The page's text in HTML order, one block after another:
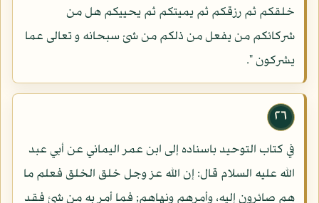
خلقكم ثم رزقكم ثم يميتكم ثم يحييكم هل من
شركائكم من يفعل من ذلكم من شئ سبحانه و تعالى عما
يشركون ".
٢٦
في كتاب التوحيد باسناده إلى ابن عمر اليماني عن أبي عبد
الله عليه السلام قال: إن الله عز وجل خلق الخلق فعلم ما
هم صائرون إليه، وأمرهم ونهاهم; فما أمر به من شئ فقد